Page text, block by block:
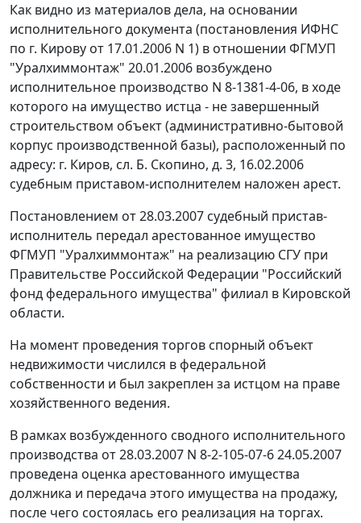
Как видно из материалов дела, на основании
исполнительного документа (постановления ИФНС
по г. Кирову от 17.01.2006 N 1) в отношении ФГМУП
"Уралхиммонтаж" 20.01.2006 возбуждено
исполнительное производство N 8-1381-4-06, в ходе
которого на имущество истца - не завершенный
строительством объект (административно-бытовой
корпус производственной базы), расположенный по
адресу: г. Киров, сл. Б. Скопино, д. 3, 16.02.2006
судебным приставом-исполнителем наложен арест.
Постановлением от 28.03.2007 судебный пристав-
исполнитель передал арестованное имущество
ФГМУП "Уралхиммонтаж" на реализацию СГУ при
Правительстве Российской Федерации "Российский
фонд федерального имущества" филиал в Кировской
области.
На момент проведения торгов спорный объект
недвижимости числился в федеральной
собственности и был закреплен за истцом на праве
хозяйственного ведения.
В рамках возбужденного сводного исполнительного
производства от 28.03.2007 N 8-2-105-07-6 24.05.2007
проведена оценка арестованного имущества
должника и передача этого имущества на продажу,
после чего состоялась его реализация на торгах.